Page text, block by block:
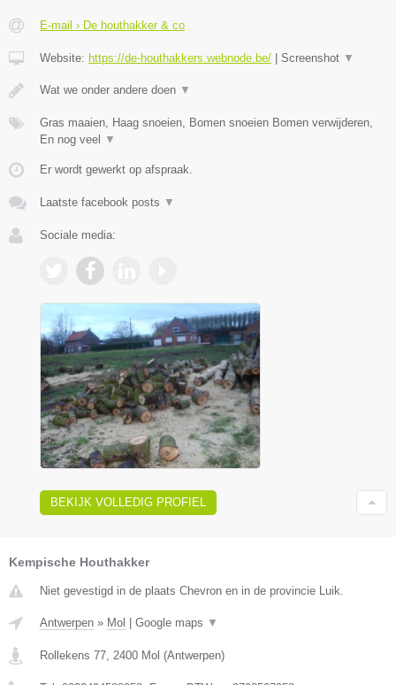
E-mail › De houthakker & co
Website: https://de-houthakkers.webnode.be/ Screenshot ▼
Wat we onder andere doen ▼
Gras maaien, Haag snoeien, Bomen snoeien Bomen verwijderen,
En nog veel
▼
Er wordt gewerkt op afspraak.
Laatste facebook posts ▼
Sociale media:
BEKIJK VOLLEDIG PROFIEL
Kempische Houthakker
Niet gevestigd in de plaats Chevron en in de provincie Luik.
Antwerpen » Mol | Google maps ▼
Rollekens 77 2400 Mol (Antwerpen)